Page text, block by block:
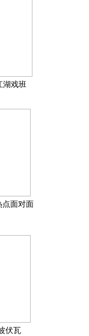
湖戏班
点面对面
伏瓦